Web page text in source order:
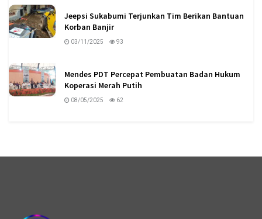
Jeepsi Sukabumi Terjunkan Tim Berikan Bantuan
Korban Banjir
03/11/2025 93
Mendes PDT Percepat Pembuatan Badan Hukum
Koperasi Merah Putih
08/05/2025 62